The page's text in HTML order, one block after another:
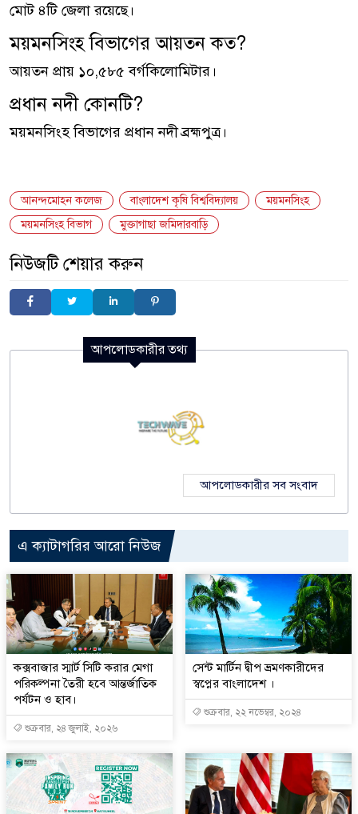
মোট ৪টি জেলা রয়েছে।
ময়মনসিংহ বিভাগের আয়তন কত?
আয়তন প্রায় ১০,৫৮৫ বর্গকিলোমিটার।
প্রধান নদী কোনটি?
ময়মনসিংহ বিভাগের প্রধান নদী ব্রহ্মপুত্র।
আনন্দমোহন কলেজ বাংলাদেশ কৃষি বিশ্ববিদ্যালয়
ময়মনসিংহ
ময়মনসিংহ বিভাগ
মুক্তাগাছা জমিদারবাড়ি
নিউজটি শেয়ার করুন
আপলোডকারীর তথ্য
আপলোডকারীর সব সংবাদ
এ ক্যাটাগরির আরো নিউজ
কক্সবাজার স্মার্ট সিটি করার মেগা
পরিকল্পনা তৈরী হবে আন্তর্জাতিক
পর্যটন ও হাব।
শুক্রবার, ২৪ জুলাই, ২০২৬
সেন্ট মার্টিন দ্বীপ ভ্রমণকারীদের
স্বপ্নের বাংলাদেশ ।
শুক্রবার, ২২ নভেম্বর, ২০২৪